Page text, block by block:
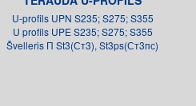
U-profils UPN S235; S275; S355
U profils UPE S235; S275; S355
Švelleris П St3(Ст3), St3ps(Ст3пс)